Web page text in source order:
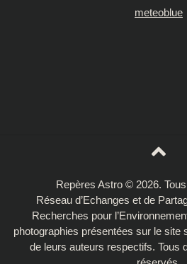
meteoblue
Repères Astro © 2026.
Réseau d’Echanges et de
Recherches pour
photographies présentées sur le site
de leurs auteurs respectifs. Tous